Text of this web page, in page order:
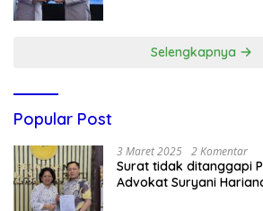
Selengkapnya
Popular Post
3 Maret 2025 2 Komentar
Surat tidak ditanggapi
Advokat Suryani